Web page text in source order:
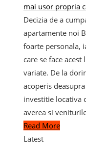
mai usor propria
Decizia de a
apartamente noi
foarte personala,
care se face
variate. De la
acoperis
investitie locativa
averea si
Read More
Latest